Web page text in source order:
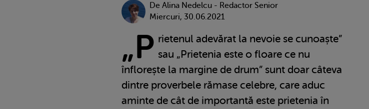
De Alina Nedelcu - Redactor Senior
Miercuri, 30.06.2021
„P rietenul adevărat la nevoie se cunoaște”
sau „Prietenia este o floare ce nu
înflorește la margine de drum” sunt doar câteva
dintre proverbele rămase celebre, care aduc
aminte de cât de importantă este prietenia în